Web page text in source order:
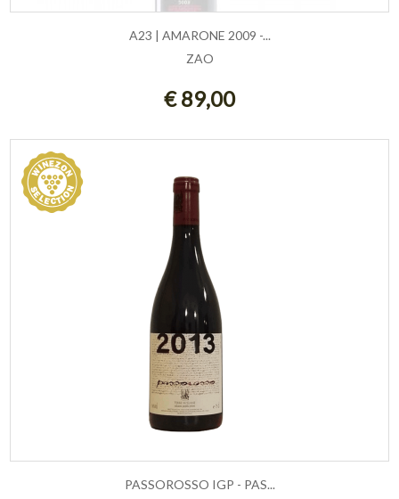
AGGIUNGI AL CARRELLO
A23 | AMARONE 2009 -...
ZAO
€ 89,00
PASSOROSSO IGP - PAS...